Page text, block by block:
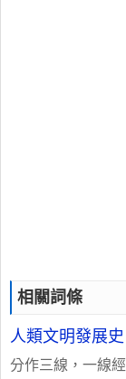
相關詞條
人類文明發展史
分作三線，一線